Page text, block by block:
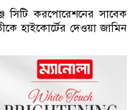
সিটি করপোরেশনের সাবেক
হাইকোর্টের দেওয়া জামিন